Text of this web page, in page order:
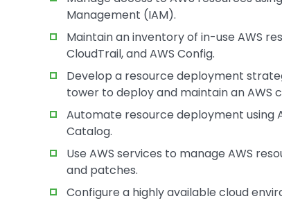
Management (IAM).
Maintain an inventory of in-use AWS
CloudTrail, and AWS Config.
Develop a resource deployment
tower to deploy and maintain an AWS
Automate resource deployment using
Catalog.
Use AWS services to manage AWS
and patches.
Configure a highly available cloud